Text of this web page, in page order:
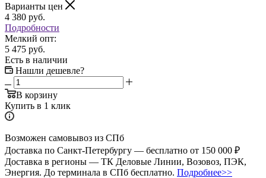
Варианты цен
4 380 руб.
Подробности
Мелкий опт:
5 475 руб.
Есть в наличии
Нашли дешевле?
В корзину
Купить в 1 клик
Возможен самовывоз из СПб
Доставка по Санкт-Петербургу — бесплатно от 150 000 ₽
Доставка в регионы — ТК Деловые Линии, Возовоз, ПЭК,
Энергия. До терминала в СПб бесплатно. Подробнее>>